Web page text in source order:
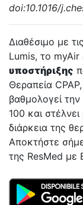
doi:10.1016/
Διαθέσιμο με
Lumis, το myAir
υποστήριξης
Θεραπεία
βαθμολογεί
100 και
διάρκεια της
Αποκτήστε
της ResMed με